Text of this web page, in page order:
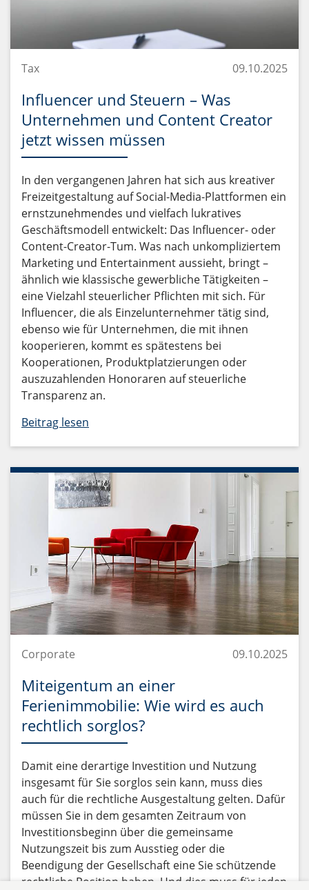
Tax 09.10.2025
Influencer und Steuern – Was
Unternehmen und Content Creator
jetzt wissen müssen
In den vergangenen Jahren hat sich aus kreativer
Freizeitgestaltung auf Social-Media-Plattformen ein
ernstzunehmendes und vielfach lukratives
Geschäftsmodell entwickelt: Das Influencer- oder
Content-Creator-Tum. Was nach unkompliziertem
Marketing und Entertainment aussieht, bringt –
ähnlich wie klassische gewerbliche Tätigkeiten –
eine Vielzahl steuerlicher Pflichten mit sich. Für
Influencer, die als Einzelunternehmer tätig sind,
ebenso wie für Unternehmen, die mit ihnen
kooperieren, kommt es spätestens bei
Kooperationen, Produktplatzierungen oder
auszuzahlenden Honoraren auf steuerliche
Transparenz an.
Beitrag lesen
Corporate 09.10.2025
Miteigentum an einer
Ferienimmobilie: Wie wird es auch
rechtlich sorglos?
Damit eine derartige Investition und Nutzung
insgesamt für Sie sorglos sein kann, muss dies
auch für die rechtliche Ausgestaltung gelten. Dafür
müssen Sie in dem gesamten Zeitraum von
Investitionsbeginn über die gemeinsame
Nutzungszeit bis zum Ausstieg oder die
Beendigung der Gesellschaft eine Sie schützende
rechtliche Position haben. Und dies muss für jeden